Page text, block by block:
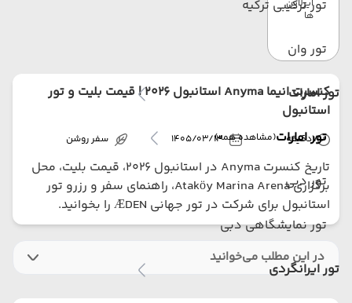
تور ترکیبی ترکیه
تور وان
تور امارات
تور امارات(مشاهده همه)
تور دبی
تور نمایشگاهی دبی
تور ایرانگردی
ایرلاین
ها
کنسرت انیما Anyma استانبول 2026 | قیمت بلیت و تور
استانبول
7دقیقه 1405/03/13 سفر روشن
تاریخ کنسرت Anyma در استانبول 2026، قیمت بلیت، محل
برگزاری Ataköy Marina Arena، راهنمای سفر و رزرو تور
استانبول برای شرکت در تور جهانی ÆDEN را بخوانید.
در این مطلب می‌خوانید